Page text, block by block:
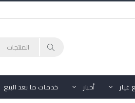
أحبار خدمات ما بعد البيع